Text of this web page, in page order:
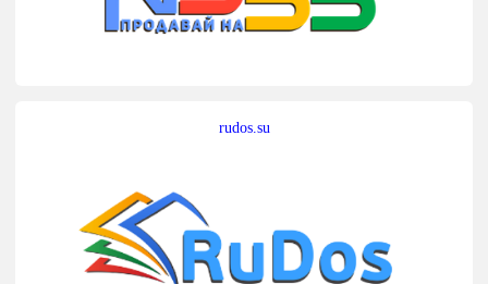
rudos.su